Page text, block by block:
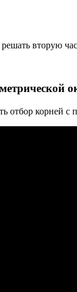
вторую
отбор корней